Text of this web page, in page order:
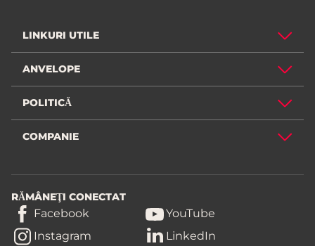
LINKURI UTILE
ANVELOPE
POLITICĂ
COMPANIE
RĂMÂNEŢI CONECTAT
Facebook
YouTube
Instagram
LinkedIn